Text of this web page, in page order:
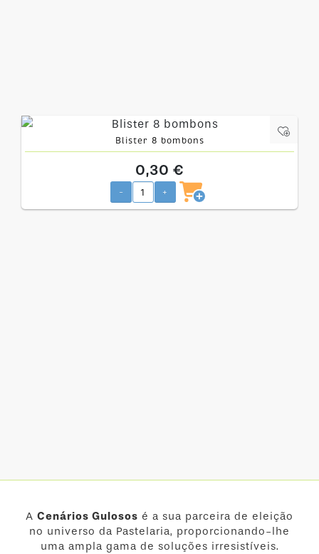
Blister 8 bombons
0,30 €
- +
A Cenários Gulosos é a sua parceira de eleição
no universo da Pastelaria, proporcionando-lhe
uma ampla gama de soluções irresistíveis.